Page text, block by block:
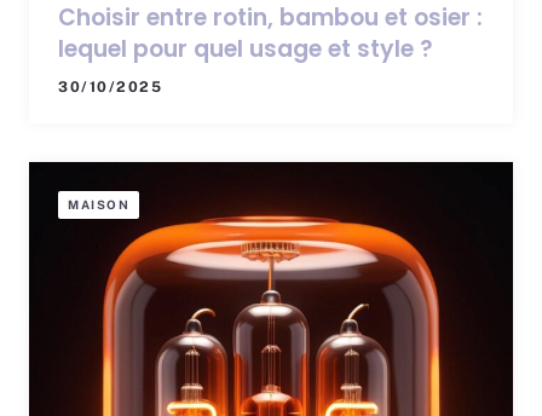
Choisir entre rotin, bambou et osier :
lequel pour quel usage et style ?
30/10/2025
MAISON